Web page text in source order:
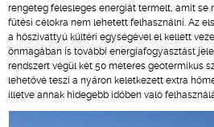
rengeteg felesleges energiát termelt, amit se
fűtési célokra nem lehetett felhasználni. Az
a hőszivattyú kültéri egységével el kellett
önmagában is további energiafogyasztást
rendszert végül két 50 méteres geotermikus
lehetővé teszi a nyáron keletkezett extra
illetve annak hidegebb időben való